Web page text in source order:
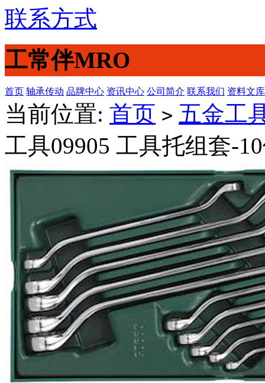
联系方式
工常伴MRO
首页 轴承传动 品牌中心 资讯中心 公司简介 联系我们 资料文库
当前位置: 首页 > 五金工
工具09905 工具托组套-